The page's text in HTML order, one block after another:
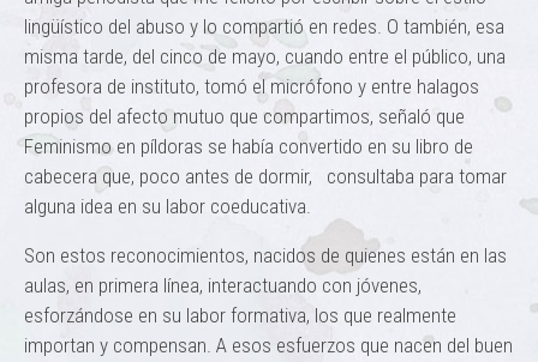
lingüístico del abuso y lo compartió en redes. O también, esa
misma tarde, del cinco de mayo, cuando entre el público, una
profesora de instituto, tomó el micrófono y entre halagos
propios del afecto mutuo que compartimos, señaló que
Feminismo en píldoras se había convertido en su libro de
cabecera que, poco antes de dormir, consultaba para tomar
alguna idea en su labor coeducativa.
Son estos reconocimientos, nacidos de quienes están en las
aulas, en primera línea, interactuando con jóvenes,
esforzándose en su labor formativa, los que realmente
importan y compensan. A esos esfuerzos que nacen del buen